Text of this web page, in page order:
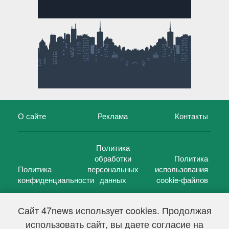
Сайт 47news использует cookies. Продолжая
использовать сайт, вы даете согласие на
О сайте Реклама Контакты
Политика
конфиденциальности
Политика
обработки
персональных
данных
Политика
использования
cookie-файлов